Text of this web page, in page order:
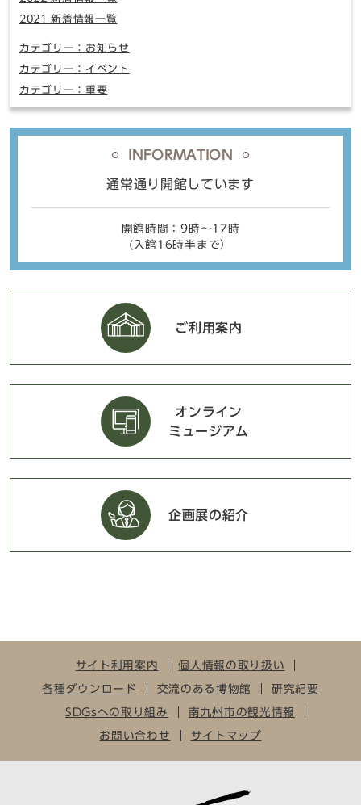
2021 新着情報一覧
カテゴリー：お知らせ
カテゴリー：イベント
カテゴリー：重要
INFORMATION
通常通り開館しています
開館時間：9時〜17時
(入館16時半まで）
ご利用案内
オンライン
ミュージアム
企画展の紹介
サイト利用案内 個人情報の取り扱い
各種ダウンロード 交流のある博物館 研究紀要
SDGsへの取り組み 南九州市の観光情報
お問い合わせ サイトマップ